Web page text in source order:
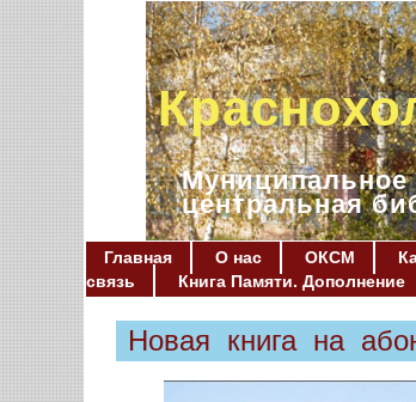
Муниципальное
центральная
Главная О нас ОКСМ
связь
Книга Памяти. Дополнение
Новая книга на